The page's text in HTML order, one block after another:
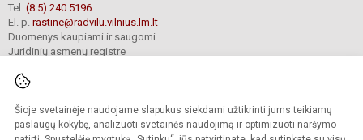
Šioje svetainėje naudojame slapukus siekdami užtikrinti jums teikiamų
paslaugų kokybę, analizuoti svetainės naudojimą ir optimizuoti naršymo
Tel. (8 5) 240 5196
El. p. rastine@radvilu.vilnius.lm.lt
Duomenys kaupiami ir saugomi
Juridinių asmenų registre
© 2022. Vilniaus Radvilų gimnazija. Visos teisės saugomos.
Kopijuoti turinį be raštiško gimnazijos sutikimo griežtai draudžiama.